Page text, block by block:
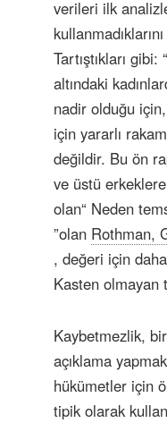
verileri ilk
Tartıştıkları
altındaki
nadir olduğu
için yararlı
değildir. Bu ön
ve üstü erkeklere
olan“ Neden
”olan Rothman,
, değeri için
Kasten olmayan
Kaybetmezlik,
açıklama
hükümetler için
tipik olarak